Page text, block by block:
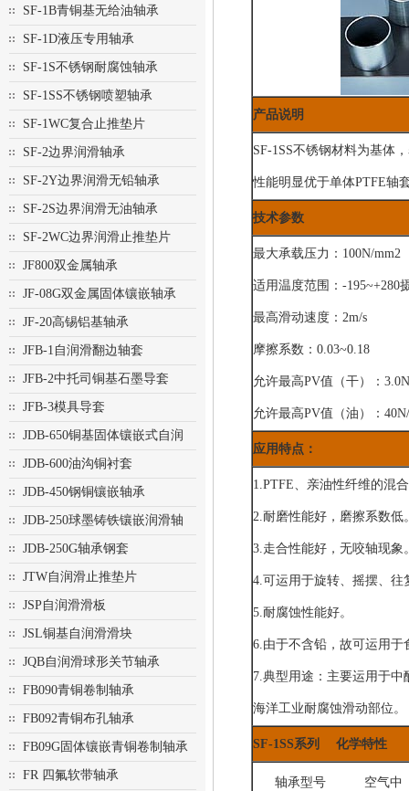
SF-1B青铜基无给油轴承
SF-1D液压专用轴承
SF-1S不锈钢耐腐蚀轴承
SF-1SS不锈钢喷塑轴承
SF-1WC复合止推垫片
SF-2边界润滑轴承
SF-2Y边界润滑无铅轴承
SF-2S边界润滑无油轴承
SF-2WC边界润滑止推垫片
JF800双金属轴承
JF-08G双金属固体镶嵌轴承
JF-20高锡铝基轴承
JFB-1自润滑翻边轴套
JFB-2中托司铜基石墨导套
JFB-3模具导套
JDB-650铜基固体镶嵌式自润
JDB-600油沟铜衬套
JDB-450钢铜镶嵌轴承
JDB-250球墨铸铁镶嵌润滑轴
JDB-250G轴承钢套
JTW自润滑止推垫片
JSP自润滑滑板
JSL铜基自润滑滑块
JQB自润滑球形关节轴承
FB090青铜卷制轴承
FB092青铜布孔轴承
FB09G固体镶嵌青铜卷制轴承
FR 四氟软带轴承
产品说明
SF-1SS不锈钢材料为基体
性能明显优于单体PTFE轴
技术参数
最大承载压力：100N/mm2
适用温度范围：-195~+280
最高滑动速度：2m/s
摩擦系数：0.03~0.18
允许最高PV值（干）：
允许最高PV值（油）：
应用特点：
1.PTFE、亲油性纤维的混
2.耐磨性能好，磨擦系数低
3.走合性能好，无咬轴现象
4.可运用于旋转、摇摆、往
5.耐腐蚀性能好。
6.由于不含铅，故可运用
7.典型用途：主要运用于
海洋工业耐腐蚀滑动部位。
SF-1SS系列 化学特性
轴承型号 空气中